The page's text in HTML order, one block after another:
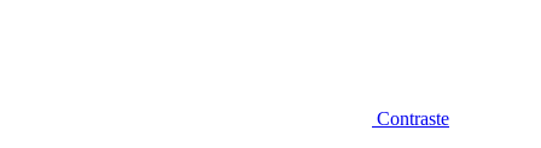
Contraste